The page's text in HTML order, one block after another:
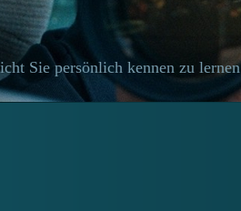
Sie persönlich kennen zu lernen